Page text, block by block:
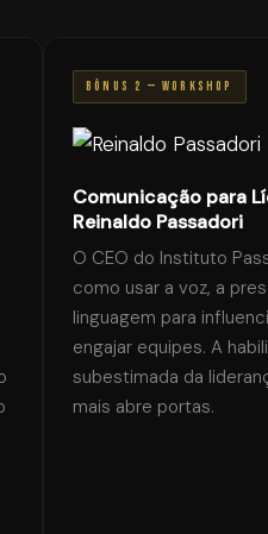
BÔNUS 2 — WORKSHOP
Comunicação para
Reinaldo Passadori
O CEO do Instituto
como usar a voz, a
linguagem para
engajar equipes. A
subestimada da
mais abre portas.